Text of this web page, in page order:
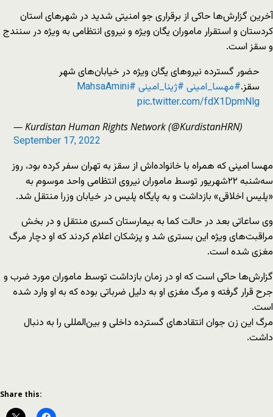
آخرین گزارش‌ها حاکی از برقراری جو امنیتی شدید در شهرهای استان
کردستان و استقرار ماموران یگان ویژه و نیروی انتظامی به ویژه در سنندج
و سقز است.
حضور گسترده نیروهای یگان ویژه در خیابان‌های شهر
سقز.#مهسا_امینی #ژینا_امینی #MahsaAmini
pic.twitter.com/fdX1DpmNlg
— Kurdistan Human Rights Network (@KurdistanHRN)
September 17, 2022
مهسا امینی که همراه با خانواده‌اش از سقز به تهران سفر کرده‌ بود، روز
سه‌شنبه ۲۲شهریور توسط ماموران نیروی انتظامی واحد موسوم به
«پلیس اخلاقی» بازداشت و به پایگاه پلیس در خیابان وزرا منتقل شد.
وی ساعاتی بعد در حالت کما به بیمارستان کسری منتقل و در بخش
مراقبت‌های ویژه این بستری شد و پزشکان اعلام کردند که او دچار مرگ
مغزی شده است.
گزارش‌ها حاکی است که او در زمان بازداشت توسط ماموران مورد ضرب و
جرح قرار گرفته و مرگ مغزی او به دلیل ضرباتی بوده که به او وارد شده
است.
مرگ این زن جوان انتقادهای گسترده داخلی و بین‌المللی را به دنبال
داشت.
Share this: